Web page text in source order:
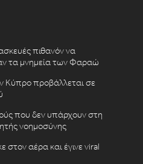
πιθανόν να
τα μνημεία των Φαραώ
Κύπρο προβάλλεται σε
που δεν υπάρχουν στη
νοημοσύνης
αέρα και έγινε viral